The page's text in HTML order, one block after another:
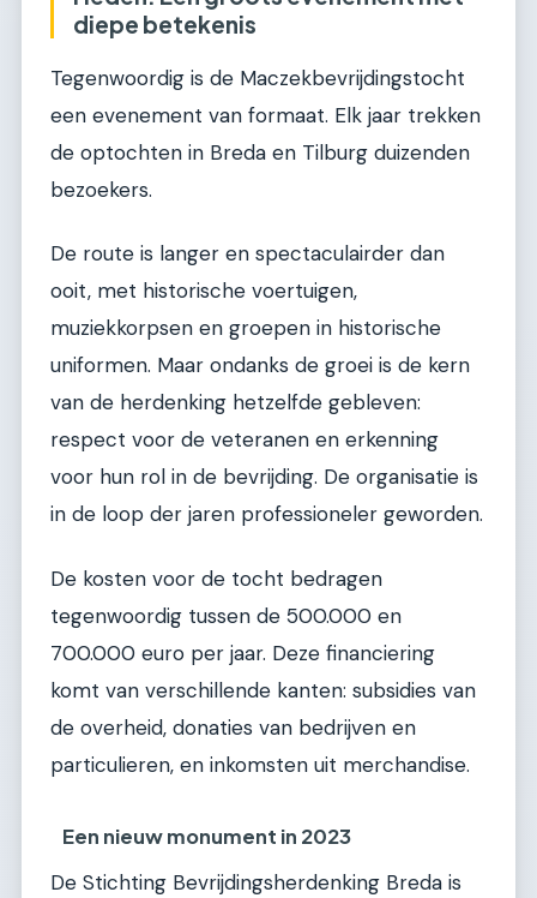
diepe betekenis
Tegenwoordig is de Maczekbevrijdingstocht
een evenement van formaat. Elk jaar trekken
de optochten in Breda en Tilburg duizenden
bezoekers.
De route is langer en spectaculairder dan
ooit, met historische voertuigen,
muziekkorpsen en groepen in historische
uniformen. Maar ondanks de groei is de kern
van de herdenking hetzelfde gebleven:
respect voor de veteranen en erkenning
voor hun rol in de bevrijding. De organisatie is
in de loop der jaren professioneler geworden.
De kosten voor de tocht bedragen
tegenwoordig tussen de 500.000 en
700.000 euro per jaar. Deze financiering
komt van verschillende kanten: subsidies van
de overheid, donaties van bedrijven en
particulieren, en inkomsten uit merchandise.
Een nieuw monument in 2023
De Stichting Bevrijdingsherdenking Breda is